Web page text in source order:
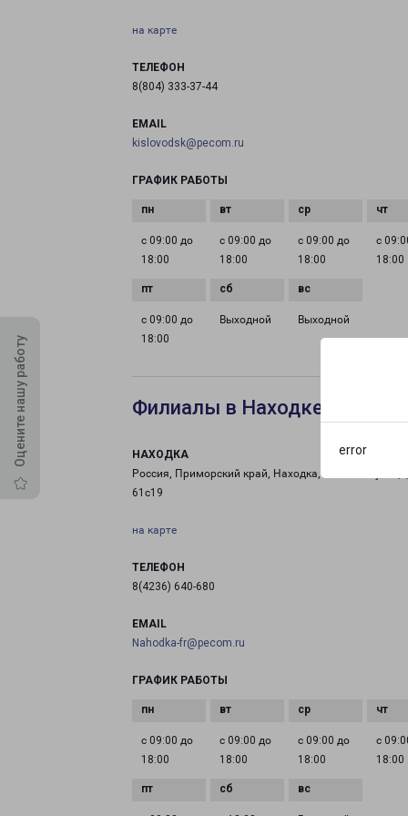
error
Оцените нашу работу
на карте
ТЕЛЕФОН
8(804) 333-37-44
EMAIL
kislovodsk@pecom.ru
ГРАФИК РАБОТЫ
с 09:00 до
18:00
с 09:00 до
18:00
с 09:00 до
18:00
с
18:00
с 09:00 до
18:00
Выходной Выходной
Филиалы в Находке
НАХОДКА
Россия, Приморский край, Находка, Угольная улица,
61с19
на карте
ТЕЛЕФОН
8(4236) 640-680
EMAIL
Nahodka-fr@pecom.ru
ГРАФИК РАБОТЫ
с 09:00 до
18:00
с 09:00 до
18:00
с 09:00 до
18:00
с
18:00